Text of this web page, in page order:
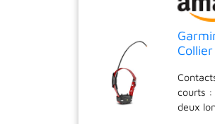
(Pro
courts :
deux